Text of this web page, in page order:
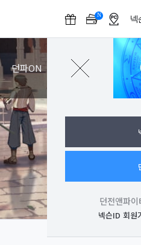
N
F
넥
던파ON 로그인
던전앤파
넥슨ID 회원